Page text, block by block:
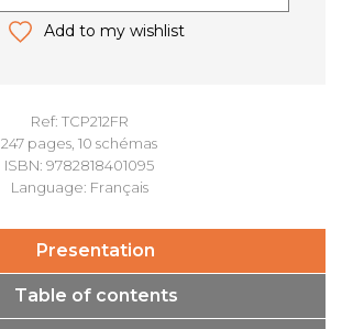
Ref: TCP212FR
247 pages, 10 schémas
ISBN: 9782818401095
Language: Français
Add to my wishlist
Presentation
Table of contents